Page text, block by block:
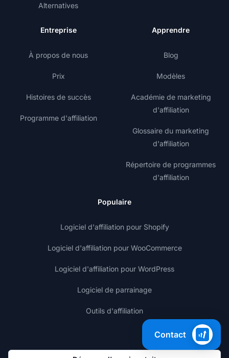
Alternatives
Entreprise
À propos de nous
Prix
Histoires de succès
Programme d'affiliation
Apprendre
Blog
Modèles
Académie de marketing
d'affiliation
Glossaire du marketing
d'affiliation
Répertoire de programmes
d'affiliation
Populaire
Logiciel d'affiliation pour Shopify
Logiciel d'affiliation pour WooCommerce
Logiciel d'affiliation pour WordPress
Logiciel de parrainage
Outils d'affiliation
Contact